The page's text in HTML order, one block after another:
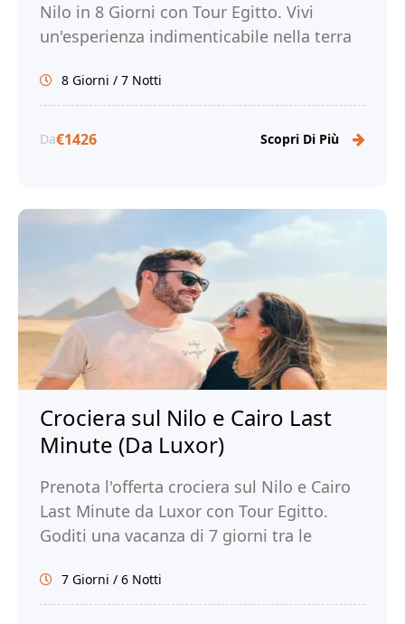
Nilo in 8 Giorni con Tour Egitto. Vivi
un'esperienza indimenticabile nella terra
8 Giorni / 7 Notti
Da€1426 Scopri Di Più
Crociera sul Nilo e Cairo Last
Minute (Da Luxor)
Prenota l'offerta crociera sul Nilo e Cairo
Last Minute da Luxor con Tour Egitto.
Goditi una vacanza di 7 giorni tra le
7 Giorni / 6 Notti